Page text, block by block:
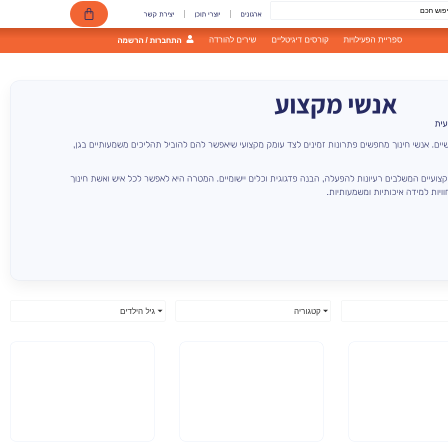
ארגונים יוצרי תוכן יצירת קשר
ספריית הפעילויות קורסים דיגיטליים שירים להורדה התחברות / הרשמה
אנשי מקצוע
אנשי חינוך מחפשים פתרונות זמינים לצד עומק מקצועי שיאפשר להם להוביל תהליכים משמעותיים בגן,
המשלבים רעיונות להפעלה, הבנה פדגוגית וכלים יישומיים. המטרה היא לאפשר לכל איש ואשת חינוך
למידה איכותיות ומשמעותיות.
קטגוריה גיל הילדים